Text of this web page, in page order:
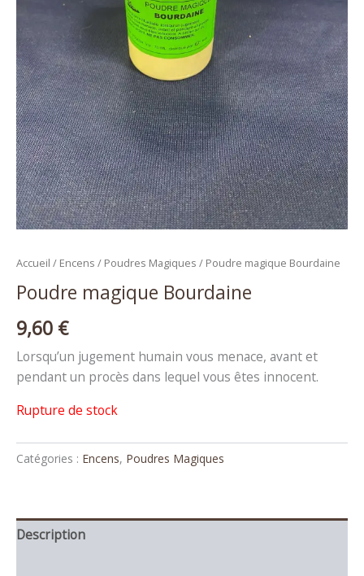
Accueil / Encens / Poudres Magiques / Poudre magique Bourdaine
Poudre magique Bourdaine
9,60 €
Lorsqu’un jugement humain vous menace, avant et
pendant un procès dans lequel vous êtes innocent.
Rupture de stock
Catégories : Encens, Poudres Magiques
Description